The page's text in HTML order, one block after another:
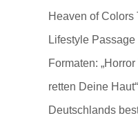
Heaven of Colors
Lifestyle
Formaten:
retten Deine
Deutschlands